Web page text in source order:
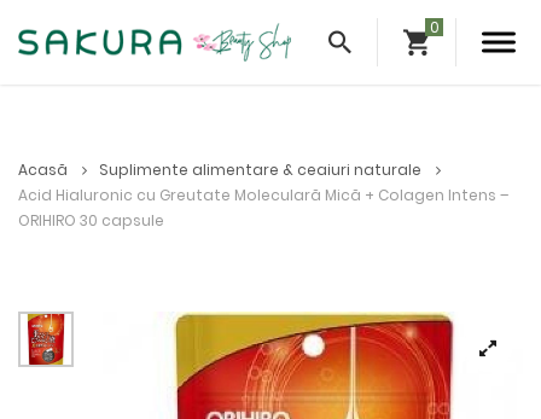
Acasă
Suplimente alimentare & ceaiuri naturale
Acid Hialuronic cu Greutate Moleculară Mică + Colagen Intens –
ORIHIRO 30 capsule